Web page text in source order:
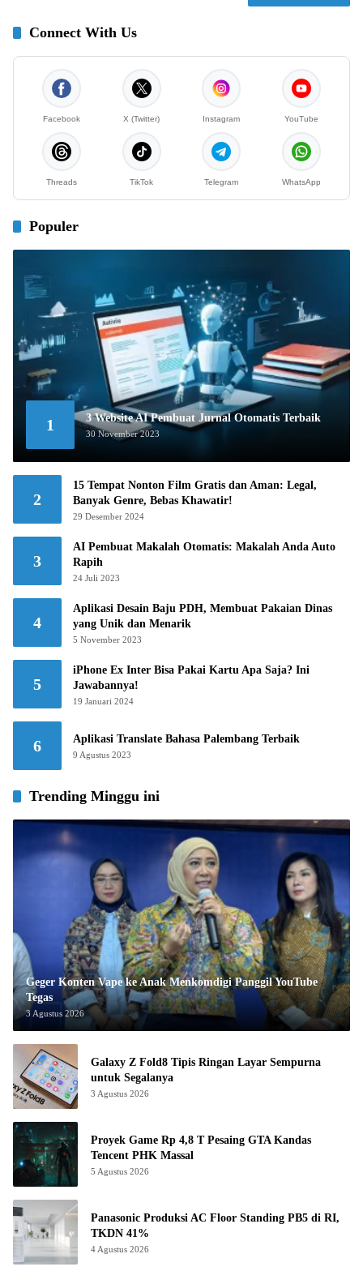
Connect With Us
Facebook X (Twitter) Instagram YouTube
Threads TikTok Telegram WhatsApp
Populer
1 3 Website AI Pembuat Jurnal Otomatis Terbaik
30 November 2023
2
15 Tempat Nonton Film Gratis dan Aman: Legal,
Banyak Genre, Bebas Khawatir!
29 Desember 2024
3
AI Pembuat Makalah Otomatis: Makalah Anda Auto
Rapih
24 Juli 2023
4
Aplikasi Desain Baju PDH, Membuat Pakaian Dinas
yang Unik dan Menarik
5 November 2023
5
iPhone Ex Inter Bisa Pakai Kartu Apa Saja? Ini
Jawabannya!
19 Januari 2024
6 Aplikasi Translate Bahasa Palembang Terbaik
9 Agustus 2023
Trending Minggu ini
Geger Konten Vape ke Anak Menkomdigi Panggil YouTube
Tegas
3 Agustus 2026
Galaxy Z Fold8 Tipis Ringan Layar Sempurna
untuk Segalanya
3 Agustus 2026
Proyek Game Rp 4,8 T Pesaing GTA Kandas
Tencent PHK Massal
5 Agustus 2026
Panasonic Produksi AC Floor Standing PB5 di RI,
TKDN 41%
4 Agustus 2026